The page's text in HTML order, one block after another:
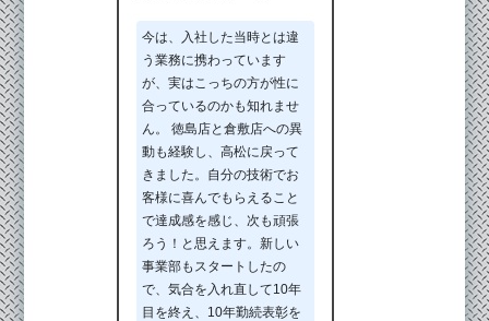
今は、入社した当時とは違
う業務に携わっています
が、実はこっちの方が性に
合っているのかも知れませ
ん。 徳島店と倉敷店への異
動も経験し、高松に戻って
きました。自分の技術でお
客様に喜んでもらえること
で達成感を感じ、次も頑張
ろう！と思えます。新しい
事業部もスタートしたの
で、気合を入れ直して10年
目を終え、10年勤続表彰を